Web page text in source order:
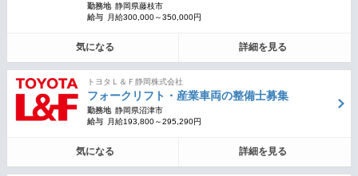
勤務地 静岡県藤枝市
給与
月給300,000～350,000円
気になる 詳細を見る
トヨタＬ＆Ｆ静岡株式会社
フォークリフト・産業車両の整備士募集
勤務地 静岡県沼津市
給与
月給193,800～295,290円
気になる 詳細を見る